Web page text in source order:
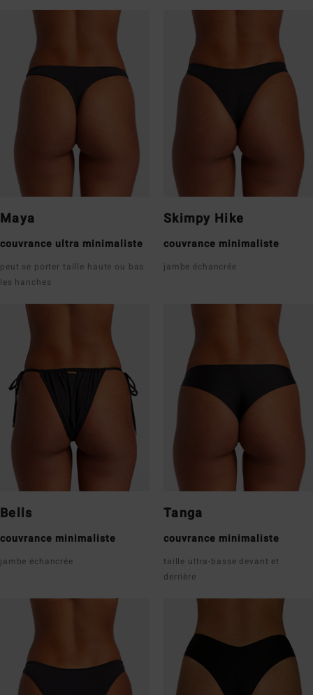
Maya
couvrance ultra minimaliste
peut se porter taille haute ou bas
les hanches
Skimpy Hike
couvrance minimaliste
jambe échancrée
Bells
couvrance minimaliste
jambe échancrée
Tanga
couvrance minimaliste
taille ultra-basse devant et
derrière